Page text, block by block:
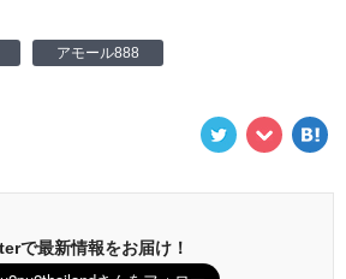
アモール888
で最新情報をお届け！